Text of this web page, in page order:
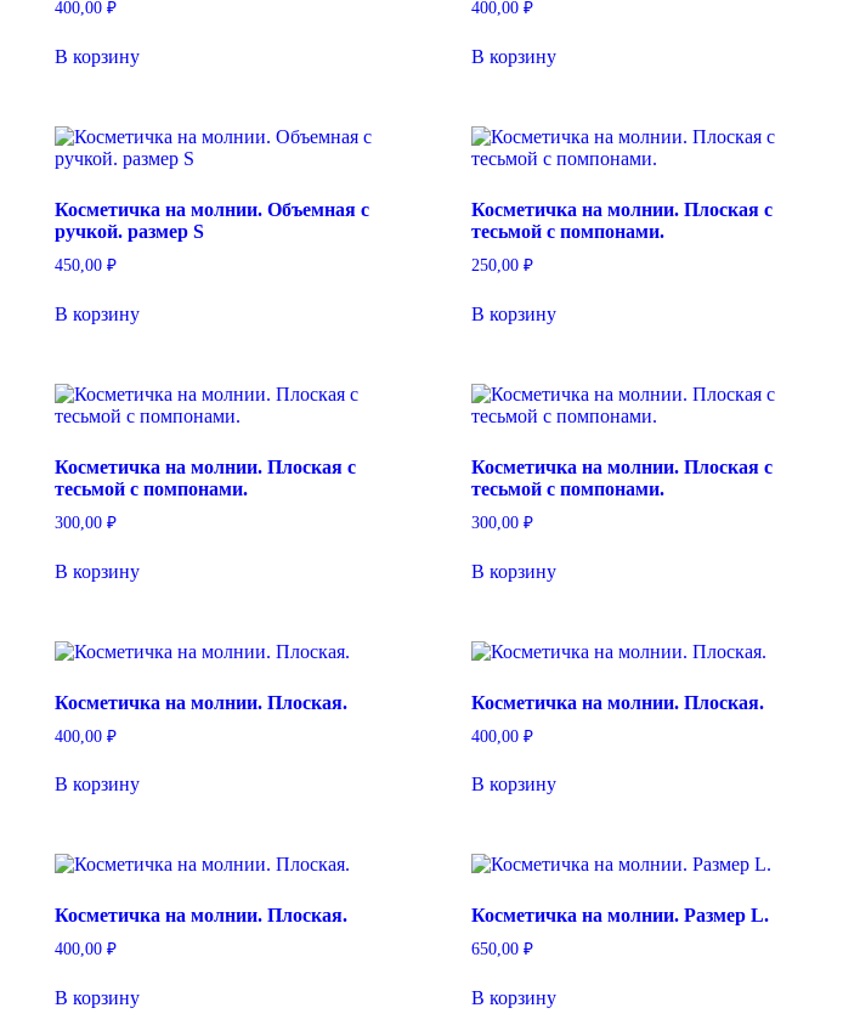
400,00 ₽
В корзину
400,00 ₽
В корзину
Косметичка на молнии. Объемная с
ручкой. размер S
450,00 ₽
В корзину
Косметичка на молнии. Плоская с
тесьмой с помпонами.
250,00 ₽
В корзину
Косметичка на молнии. Плоская с
тесьмой с помпонами.
300,00 ₽
В корзину
Косметичка на молнии. Плоская с
тесьмой с помпонами.
300,00 ₽
В корзину
Косметичка на молнии. Плоская.
400,00 ₽
В корзину
Косметичка на молнии. Плоская.
400,00 ₽
В корзину
Косметичка на молнии. Плоская.
400,00 ₽
В корзину
Косметичка на молнии. Размер L.
650,00 ₽
В корзину